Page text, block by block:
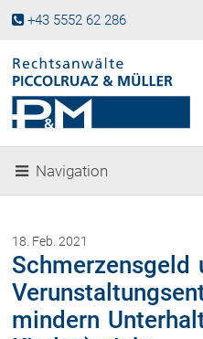
+43 5552 62 286
Fachgebiete
Gesellschaftsgründung &
Beteiligungen
Immobilienrecht, Bauträgerrecht
Ferienimmobilien in Vorarlberg
Erbrecht
Familienrecht und Scheidungen
Navigation
18. Feb. 2021
Schmerzensgeld
mindern